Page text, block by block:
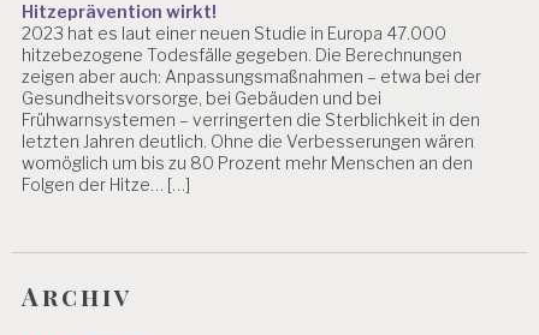
Hitzeprävention wirkt!
2023 hat es laut einer neuen Studie in Europa 47.000
hitzebezogene Todesfälle gegeben. Die Berechnungen
zeigen aber auch: Anpassungsmaßnahmen – etwa bei der
Gesundheitsvorsorge, bei Gebäuden und bei
Frühwarnsystemen – verringerten die Sterblichkeit in den
letzten Jahren deutlich. Ohne die Verbesserungen wären
womöglich um bis zu 80 Prozent mehr Menschen an den
Folgen der Hitze… […]
Archiv